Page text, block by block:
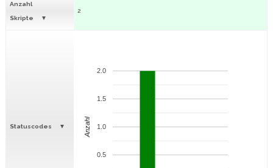
Anzahl
Skripte
2
Statuscodes
0.5
1.0
1.5
2.0
Anzahl